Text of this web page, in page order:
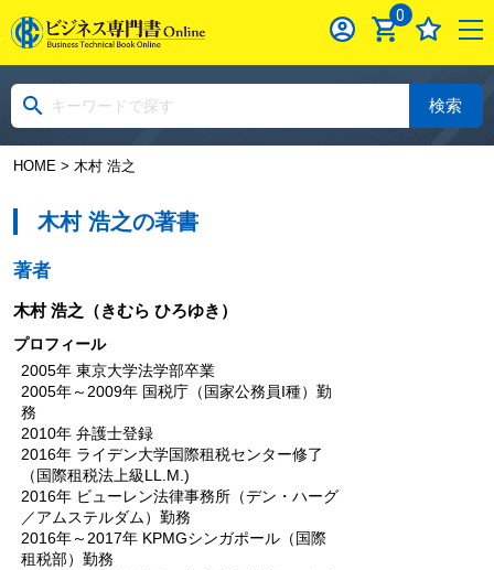
0
検索
HOME> 木村 浩之
木村 浩之の著書
著者
木村 浩之 （きむら ひろゆき）
プロフィール
2005年 東京大学法学部卒業
2005年～2009年 国税庁（国家公務員I種）勤
務
2010年 弁護士登録
2016年 ライデン大学国際租税センター修了
（国際租税法上級LL.M.)
2016年 ビューレン法律事務所（デン・ハーグ
／アムステルダム）勤務
2016年～2017年 KPMGシンガポール（国際
租税部）勤務